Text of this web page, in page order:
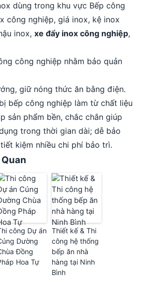
dùng trong khu vực Bếp công
công nghiệp, giá inox, kệ inox
inox, xe đẩy inox công nghiệp,
công nghiệp nhằm bảo quản
giữ nóng thức ăn bằng điện.
bếp công nghiệp làm từ chất liệu
sản phẩm bền, chắc chắn giúp
trong thời gian dài; dễ bảo
kiệm nhiều chi phí bảo trì.
công Dự án
Dường
Đồng
Hoa Tự
Thiết kế & Thi
công hệ thống
bếp ăn nhà
hàng tại Ninh
Bình